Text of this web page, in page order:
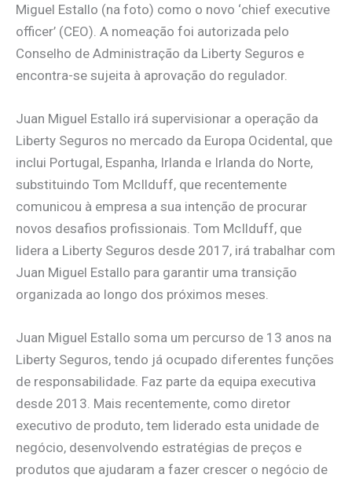
Miguel Estallo (na foto) como o novo ‘chief executive
officer’ (CEO). A nomeação foi autorizada pelo
Conselho de Administração da Liberty Seguros e
encontra-se sujeita à aprovação do regulador.
Juan Miguel Estallo irá supervisionar a operação da
Liberty Seguros no mercado da Europa Ocidental, que
inclui Portugal, Espanha, Irlanda e Irlanda do Norte,
substituindo Tom McIlduff, que recentemente
comunicou à empresa a sua intenção de procurar
novos desafios profissionais. Tom McIlduff, que
lidera a Liberty Seguros desde 2017, irá trabalhar com
Juan Miguel Estallo para garantir uma transição
organizada ao longo dos próximos meses.
Juan Miguel Estallo soma um percurso de 13 anos na
Liberty Seguros, tendo já ocupado diferentes funções
de responsabilidade. Faz parte da equipa executiva
desde 2013. Mais recentemente, como diretor
executivo de produto, tem liderado esta unidade de
negócio, desenvolvendo estratégias de preços e
produtos que ajudaram a fazer crescer o negócio de